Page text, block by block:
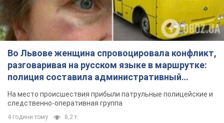
Во Львове женщина спровоцировала конфликт,
разговаривая на русском языке в маршрутке:
полиция составила административный
протокол. Видео
На место происшествия прибыли патрульные полицейские и
следственно-оперативная группа
4 години тому 8,2 т.